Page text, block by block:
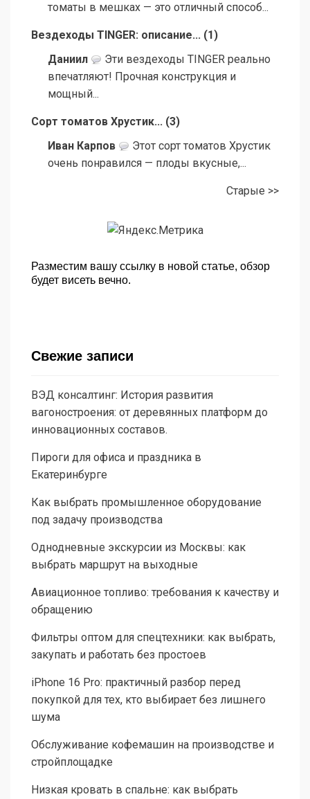
томаты в мешках — это отличный способ...
Вездеходы TINGER: описание... (1 )
Даниил
Эти вездеходы TINGER реально
впечатляют! Прочная конструкция и
мощный...
Сорт томатов Хрустик... (3)
Иван Карпов
Этот сорт томатов Хрустик
очень понравился — плоды вкусные,...
Старые >>
Разместим вашу ссылку в новой статье, обзор
будет висеть вечно.
Свежие записи
ВЭД консалтинг: История развития
вагоностроения: от деревянных платформ до
инновационных составов.
Пироги для офиса и праздника в
Екатеринбурге
Как выбрать промышленное оборудование
под задачу производства
Однодневные экскурсии из Москвы: как
выбрать маршрут на выходные
Авиационное топливо: требования к качеству и
обращению
Фильтры оптом для спецтехники: как выбрать,
закупать и работать без простоев
iPhone 16 Pro: практичный разбор перед
покупкой для тех, кто выбирает без лишнего
шума
Обслуживание кофемашин на производстве и
стройплощадке
Низкая кровать в спальне: как выбрать